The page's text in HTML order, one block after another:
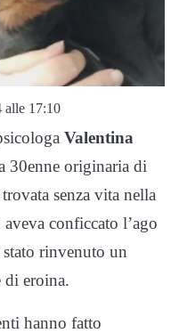
alle 17:10
Valentina
30enne originaria di
trovata senza vita nella
conficcato l’ago
rinvenuto un
di eroina.
hanno fatto